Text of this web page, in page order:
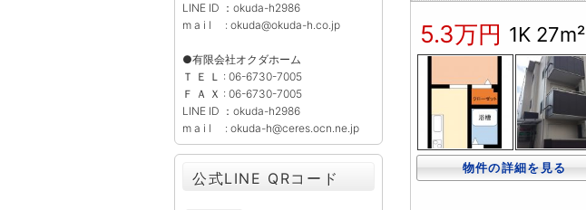
5.3万円 1K 27m²
物件の詳細を見る
LINE ID ：okuda-h2986
m a i l : okuda@okuda-h.co.jp
●有限会社オクダホーム
Ｔ Ｅ Ｌ : 06-6730-7005
Ｆ Ａ Ｘ : 06-6730-7005
LINE ID ：okuda-h2986
m a i l : okuda-h@ceres.ocn.ne.jp
公式LINE QRコード